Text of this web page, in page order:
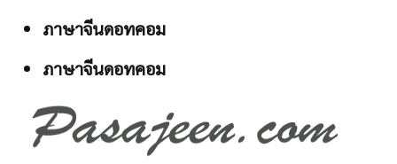
Skip
content
ภาษาจีนดอทคอม
ภาษาจีนดอทคอม